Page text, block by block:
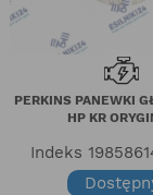
PERKINS PANEWKI
HP KR
Indeks